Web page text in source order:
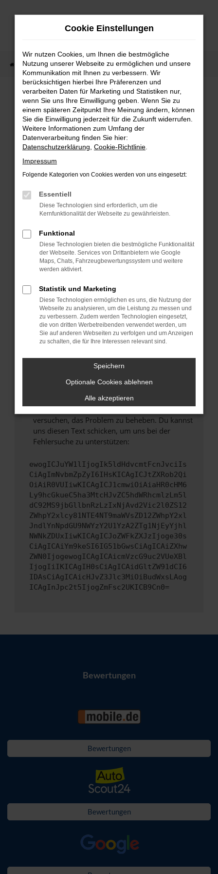
Zum
Startseite Fahrzeugangebote Fahrzeug-Showroom
FEHLER: NETWORK ERROR
Beim Laden ist ein Fehler aufgetreten.
Hier sind ein paar Tipps, die dir helfen können:
Überprüfe deine Firewall und deine
Laden andere Webseiten, zum Beispiel deine
Suchmaschine?
Prüfe deine Browsererweiterungen.
Manche Erweiterungen, wie Werbeblocker,
verhindern. Funktioniert die Seite in einem
anderen Browser oder in einem privaten
Fenster?
Starte dein Gerät neu.
Probleme zu beheben.
Stelle sicher, dass dein Browser und dein
Betriebssystem auf dem neuesten Stand
sind.
Veraltete Software birgt nicht nur ein
führen, dass bestimmte Funktionen nicht mehr
Wende dich an den Webseitenbetreiber.
Wenn du alle oben genannten Schritte versucht
hast, kontaktiere uns bitte. Wir werden
versuchen, das Problem zu beheben. Du kannst
uns diesen Text schicken, um uns bei der
Fehlersuche zu unterstützen:
ewogICJuYW1lIjogIk5ldHdvcmtFcnJvciIs
CiAgImNvbmZpZyI6IHsKICAgICJtZXRob2Qi
OiAiR0VUIiwKICAgICJ1cmwiOiAiaHR0cHM6
Ly9hcGkueC5ha3MtcHJvZC5hdWRhcmlzLm5l
dC92MS9jbGllbnRzLzIxNjAvd2Vic2l0ZS12
ZWhpY2xlcy81NTE4NT9maWVsZD12ZWhpY2xl
JndlYnNpdGU9NWYzY2U1YzA2ZTg1NjEyYjhl
NWNkZDUxIiwKICAgICJoZWFkZXJzIjoge30s
CiAgICAiYm9keSI6IG51bGwsCiAgICAiZXhw
ZWN0IjogewogICAgICAicmVzcG9uc2VUeXBl
IjogIiIKICAgIH0sCiAgICAidGltZW91dCI6
IDAsCiAgICAicHJvZ3Jlc3MiOiBudWxsLAog
ICAgInJpc2t5IjogZmFsc2UKICB9Cn0=
Bewertungen
Bewertungen
Bewertungen
Cookie Einstellungen
Wir nutzen Cookies, um Ihnen die bestmögliche
Nutzung unserer Webseite zu ermöglichen und unsere
Kommunikation mit Ihnen zu verbessern. Wir
berücksichtigen hierbei Ihre Präferenzen und
verarbeiten Daten für Marketing und Statistiken nur,
wenn Sie uns Ihre Einwilligung geben. Wenn Sie zu
einem späteren Zeitpunkt Ihre Meinung ändern, können
Sie die Einwilligung jederzeit für die Zukunft widerrufen.
Weitere Informationen zum Umfang der
Datenverarbeitung finden Sie hier:
Datenschutzerklärung Cookie-Richtlinie
Impressum
Folgende Kategorien von Cookies werden von uns eingesetzt:
Essentiell
Diese Technologien sind erforderlich, um die
Kernfunktionalität der Webseite zu gewährleisten.
Funktional
Diese Technologien bieten die bestmögliche Funktionalität
der Webseite. Services von Drittanbietern wie Google
Maps, Chats, Fahrzeugbewertungssystem und weitere
werden aktiviert.
Statistik und Marketing
Diese Technologien ermöglichen es uns, die Nutzung der
Webseite zu analysieren, um die Leistung zu messen und
zu verbessern. Zudem werden Technologien eingesetzt,
die von dritten Werbetreibenden verwendet werden, um
Sie auf anderen Webseiten zu verfolgen und um Anzeigen
zu schalten, die für Ihre Interessen relevant sind.
Speichern
Optionale Cookies ablehnen
Alle akzeptieren